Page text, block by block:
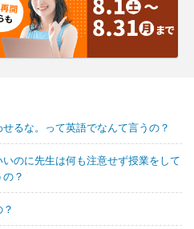
るな。って英語でなんて言うの？
のに先生は何も注意せず授業をして
？